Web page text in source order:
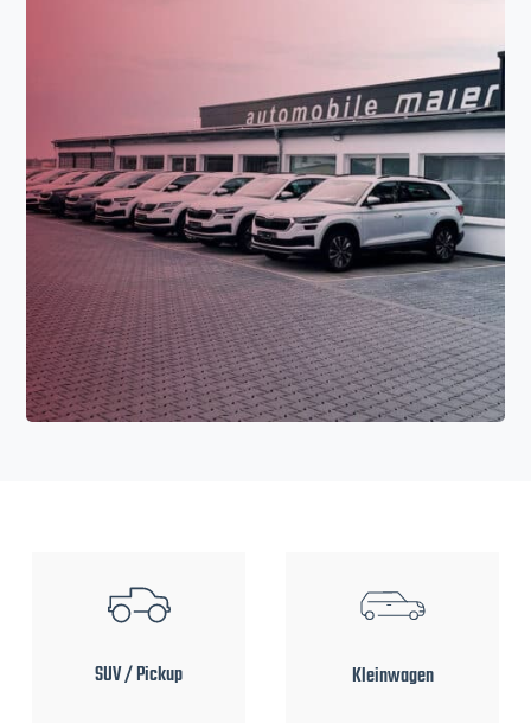
SUV / Pickup Kleinwagen